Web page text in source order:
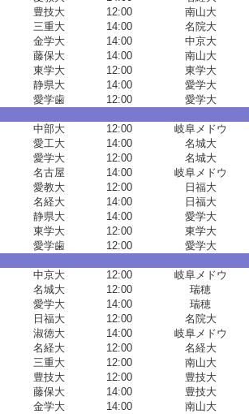
豊技大 12:00
南山大
三重大 14:00
名院大
金学大 14:00
中京大
藤保大 14:00
南山大
東学大 12:00
東学大
静県大 14:00
愛学大
愛学歯 12:00
愛学大
中部大 12:00
岐阜メドウ
愛工大 14:00
名城大
愛学大 12:00
名城大
名古屋 14:00
岐阜メドウ
愛教大 12:00
日福大
名経大 14:00
日福大
静県大 14:00
愛学大
東学大 12:00
東学大
愛学歯 12:00
愛学大
中京大 12:00
岐阜メドウ
名城大 12:00
瑞穂
愛学大 14:00
瑞穂
日福大 12:00
名院大
淑徳大 14:00
岐阜メドウ
名経大 12:00
名経大
三重大 12:00
南山大
豊技大 12:00
豊技大
藤保大 14:00
豊技大
金学大 14:00
南山大